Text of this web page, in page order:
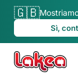
🇬🇧
Sì,